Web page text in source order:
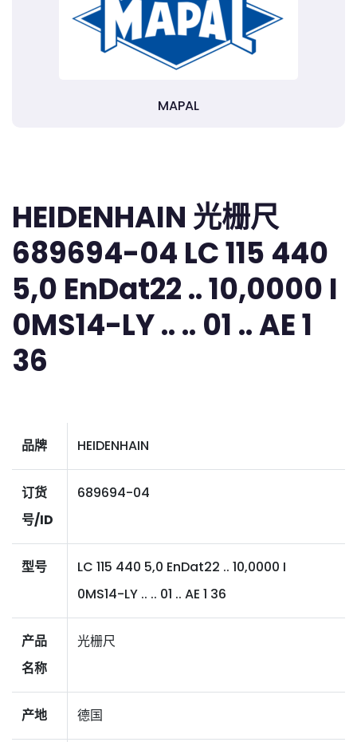
MAPAL
HEIDENHAIN 光栅尺
689694-04 LC 115 440
5,0 EnDat22 .. 10,0000 I
0MS14-LY .. .. 01 .. AE 1
36
品牌 HEIDENHAIN
订货
号/ID
689694-04
型号
LC 115 440 5,0 EnDat22 .. 10,0000 I
0MS14-LY .. .. 01 .. AE 1 36
产品
名称
光栅尺
产地 德国